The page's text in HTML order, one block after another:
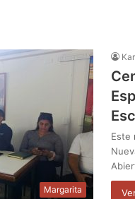
Margarita
Este